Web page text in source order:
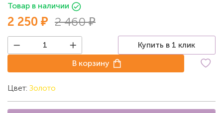
Товар в наличии
2 250 ₽ 2 460 ₽
Купить в 1 клик
В корзину
Цвет: Золото